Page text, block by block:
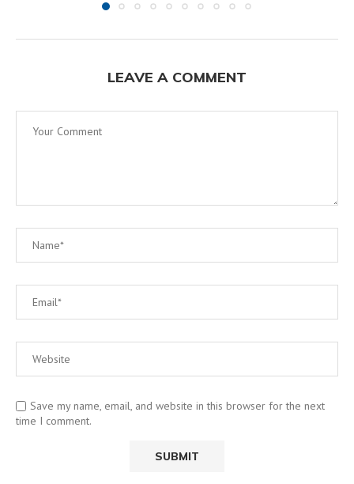
LEAVE A COMMENT
Save my name, email, and website in this browser for the next
time I comment.